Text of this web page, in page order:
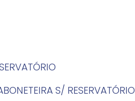
S/ RESERVATÓRIO